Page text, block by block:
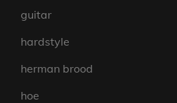
guitar
hardstyle
herman brood
hoe